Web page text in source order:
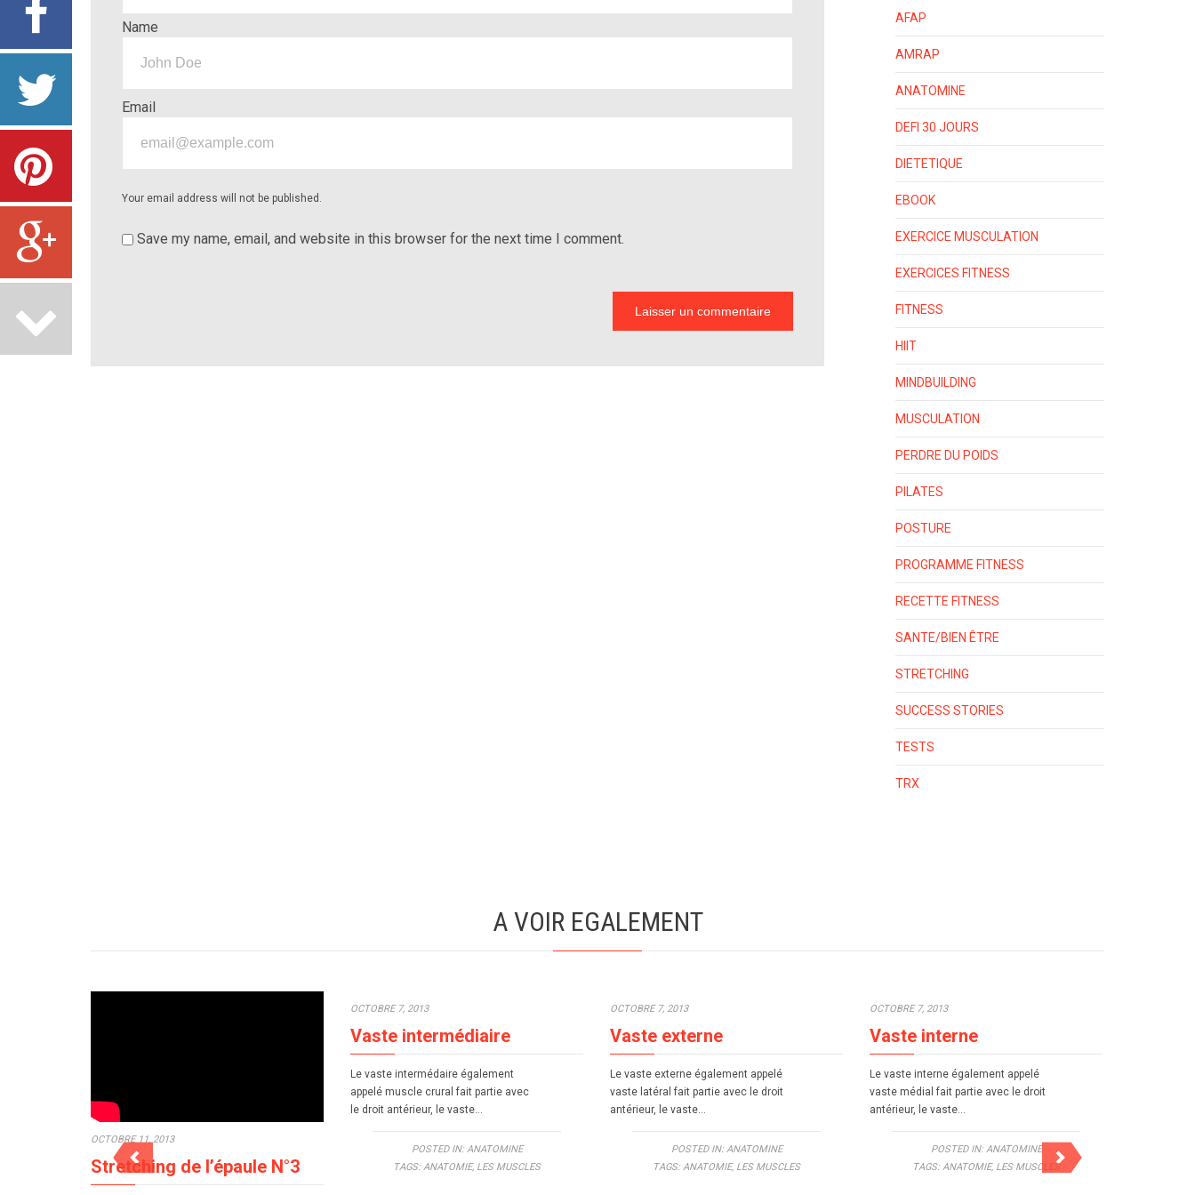
Name
Email
Your email address will not be published.
Save my name, email, and website in this browser for the next time I comment.
AFAP
AMRAP
ANATOMINE
DEFI 30 JOURS
DIETETIQUE
EBOOK
EXERCICE MUSCULATION
EXERCICES FITNESS
FITNESS
HIIT
MINDBUILDING
MUSCULATION
PERDRE DU POIDS
PILATES
POSTURE
PROGRAMME FITNESS
RECETTE FITNESS
SANTE/BIEN ÊTRE
STRETCHING
SUCCESS STORIES
TESTS
TRX
A VOIR EGALEMENT
OCTOBRE 11, 2013
Stretching de l’épaule N°3
OCTOBRE 7, 2013
Vaste intermédiaire
Le vaste intermédaire également
appelé muscle crural fait partie avec
le droit antérieur, le vaste…
POSTED IN: ANATOMINE
TAGS: ANATOMIE, LES MUSCLES
OCTOBRE 7, 2013
Vaste externe
Le vaste externe également appelé
vaste latéral fait partie avec le droit
antérieur, le vaste…
POSTED IN: ANATOMINE
TAGS: ANATOMIE, LES MUSCLES
OCTOBRE 7, 2013
Vaste interne
Le vaste interne également appelé
vaste médial fait partie avec le droit
antérieur, le vaste…
POSTED IN: ANATOMINE
TAGS: ANATOMIE, LES MUSCLES